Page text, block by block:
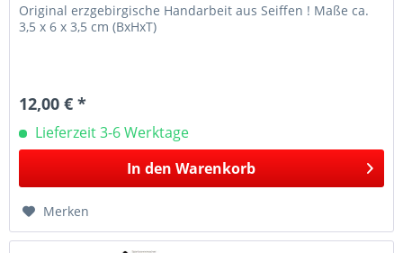
Original erzgebirgische Handarbeit aus Seiffen ! Maße ca.
3,5 x 6 x 3,5 cm (BxHxT)
12,00 € *
Lieferzeit 3-6 Werktage
In den Warenkorb
Merken